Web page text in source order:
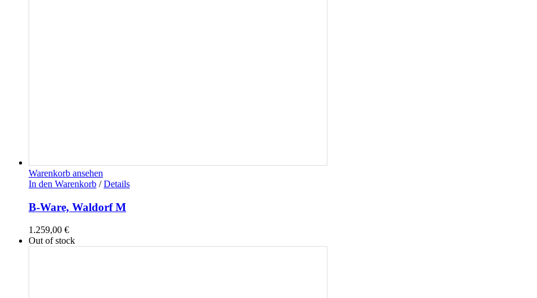
Warenkorb ansehen
In den Warenkorb / Details
B-Ware, Waldorf M
1.259,00 €
Out of stock